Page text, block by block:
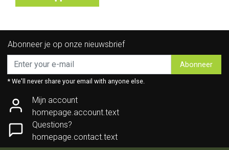
Abonneer je op onze nieuwsbrief
Abonneer
* We'll never share your email with anyone else.
Mijn account
homepage.account.text
Questions?
homepage.contact.text